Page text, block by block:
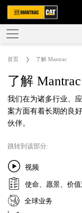
首页 了解 Mantrac
了解 Mantrac
我们在为诸多行业、
案方面有着长期的良
伙伴。
跳转到该部分:
视频
使命、愿景、价
全球业务